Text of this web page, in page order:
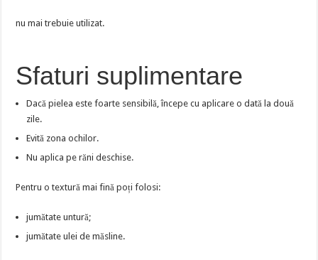
nu mai trebuie utilizat.
Sfaturi suplimentare
Dacă pielea este foarte sensibilă, începe cu aplicare o dată la două
zile.
Evită zona ochilor.
Nu aplica pe răni deschise.
Pentru o textură mai fină poți folosi:
jumătate untură;
jumătate ulei de măsline.